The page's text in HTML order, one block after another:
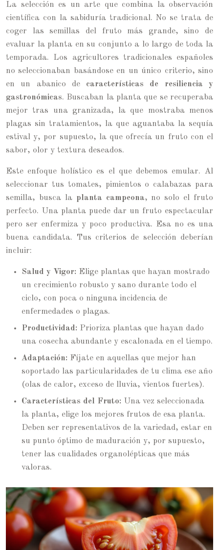
La selección es un arte que combina la observación
científica con la sabiduría tradicional. No se trata de
coger las semillas del fruto más grande, sino de
evaluar la planta en su conjunto a lo largo de toda la
temporada. Los agricultores tradicionales españoles
no seleccionaban basándose en un único criterio, sino
en un abanico de características de resiliencia y
gastronómicas. Buscaban la planta que se recuperaba
mejor tras una granizada, la que mostraba menos
plagas sin tratamientos, la que aguantaba la sequía
estival y, por supuesto, la que ofrecía un fruto con el
sabor, olor y textura deseados.
Este enfoque holístico es el que debemos emular. Al
seleccionar tus tomates, pimientos o calabazas para
semilla, busca la planta campeona, no solo el fruto
perfecto. Una planta puede dar un fruto espectacular
pero ser enfermiza y poco productiva. Esa no es una
buena candidata. Tus criterios de selección deberían
incluir:
Salud y Vigor: Elige plantas que hayan mostrado
un crecimiento robusto y sano durante todo el
ciclo, con poca o ninguna incidencia de
enfermedades o plagas.
Productividad: Prioriza plantas que hayan dado
una cosecha abundante y escalonada en el tiempo.
Adaptación: Fíjate en aquellas que mejor han
soportado las particularidades de tu clima ese año
(olas de calor, exceso de lluvia, vientos fuertes).
Características del Fruto: Una vez seleccionada
la planta, elige los mejores frutos de esa planta.
Deben ser representativos de la variedad, estar en
su punto óptimo de maduración y, por supuesto,
tener las cualidades organolépticas que más
valoras.